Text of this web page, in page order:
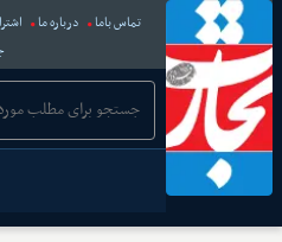
تماس باما درباره ما